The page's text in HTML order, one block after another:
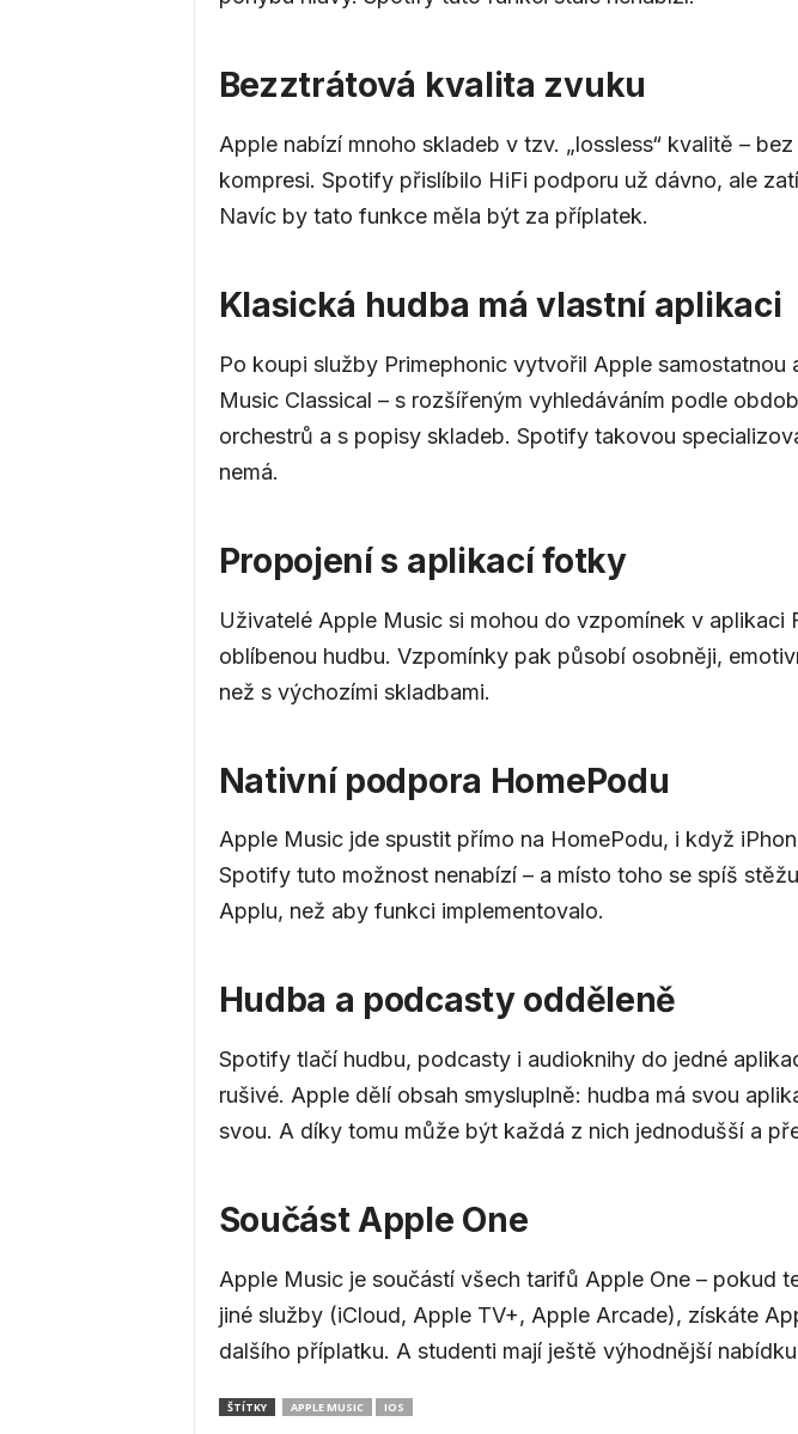
Bezztrátová kvalita zvuku
Apple nabízí mnoho skladeb v tzv. „lossless“ kvalitě –
kompresi. Spotify přislíbilo HiFi podporu už dávno, ale
Navíc by tato funkce měla být za příplatek.
Klasická hudba má vlastní aplikaci
Po koupi služby Primephonic vytvořil Apple samostatnou
Music Classical – s rozšířeným vyhledáváním podle
orchestrů a s popisy skladeb. Spotify takovou
nemá.
Propojení s aplikací fotky
Uživatelé Apple Music si mohou do vzpomínek v aplikaci
oblíbenou hudbu. Vzpomínky pak působí osobněji,
než s výchozími skladbami.
Nativní podpora HomePodu
Apple Music jde spustit přímo na HomePodu, i když
Spotify tuto možnost nenabízí – a místo toho se spíš
Applu, než aby funkci implementovalo.
Hudba a podcasty odděleně
Spotify tlačí hudbu, podcasty i audioknihy do jedné
rušivé. Apple dělí obsah smysluplně: hudba má svou
svou. A díky tomu může být každá z nich jednodušší a
Součást Apple One
Apple Music je součástí všech tarifů Apple One – pokud
jiné služby (iCloud, Apple TV+, Apple Arcade), získáte
dalšího příplatku. A studenti mají ještě výhodnější
ŠTÍTKY APPLE MUSIC IOS